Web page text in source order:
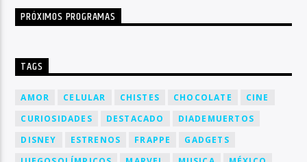
PRÓXIMOS PROGRAMAS
TAGS
AMOR CELULAR CHISTES CHOCOLATE
CINE
CURIOSIDADES
DESTACADO
DIADEMUERTOS
DISNEY
ESTRENOS FRAPPE
GADGETS